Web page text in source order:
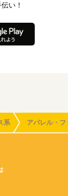
い！
系 アパレル・